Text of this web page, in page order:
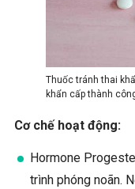
Thuốc tránh thai
khẩn cấp thành
Cơ chế hoạt động:
Hormone
trình phóng noãn.